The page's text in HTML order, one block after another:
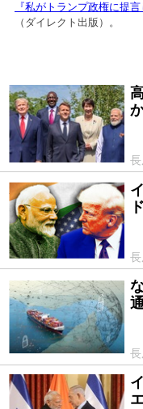
『私がトランプ政権に提言
（ダイレクト出版）。
2026/06/30
2026/04/24
2026/03/17
2026/03/03